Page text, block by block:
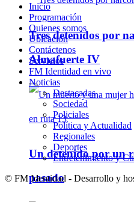
Tres detenidos por
Almafuerte IV
Un detenido por un
pasado
Inicio
Programación
Quienes somos
Ubicación
Contáctenos
Servicios
FM Identidad en vivo
Noticias
Destacadas
Sociedad
Policiales
Política y Actualidad
Regionales
Deportes
Entretenimiento y
© FM Identidad - Desarrollo y